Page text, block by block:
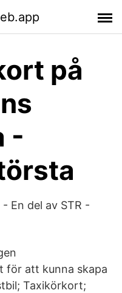
på
-
En del av STR -
för att kunna skapa
Taxikörkort;